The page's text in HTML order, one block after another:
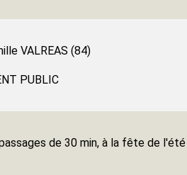
VALREAS (84)
PUBLIC
de 30 min, à la fête de